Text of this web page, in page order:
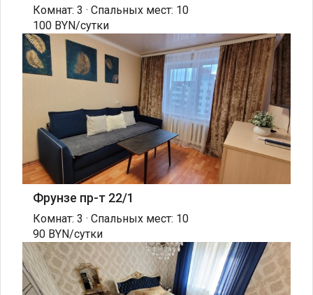
Комнат: 3 · Спальных мест: 10
100 BYN/сутки
Фрунзе пр-т 22/1
Комнат: 3 · Спальных мест: 10
90 BYN/сутки